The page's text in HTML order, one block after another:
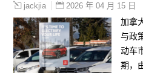
jackjia 2026 年 04 月 15 日
加拿
与政
动车
期，